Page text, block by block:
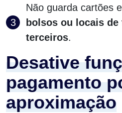
Não guarda cartões e
bolsos ou locais
terceiros.
Desative
pagamento
aproximação